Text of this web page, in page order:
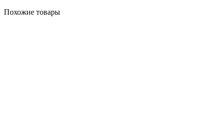
Похожие товары